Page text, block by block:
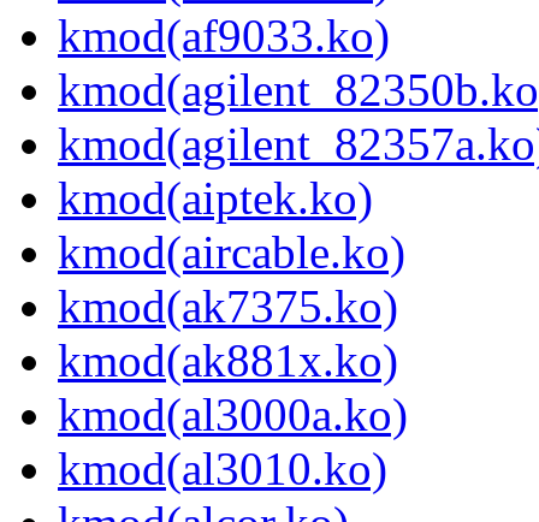
kmod(af9033.ko)
kmod(aiptek.ko)
kmod(aircable.ko)
kmod(ak7375.ko)
kmod(ak881x.ko)
kmod(al3000a.ko)
kmod(al3010.ko)